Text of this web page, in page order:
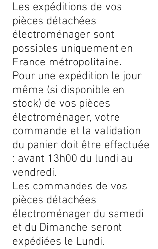
Les expéditions de vos
pièces détachées
électroménager sont
possibles uniquement en
France métropolitaine.
Pour une expédition le jour
même (si disponible en
stock) de vos pièces
électroménager, votre
commande et la validation
du panier doit être effectuée
: avant 13h00 du lundi au
vendredi.
Les commandes de vos
pièces détachées
électroménager du samedi
et du Dimanche seront
expédiées le Lundi.